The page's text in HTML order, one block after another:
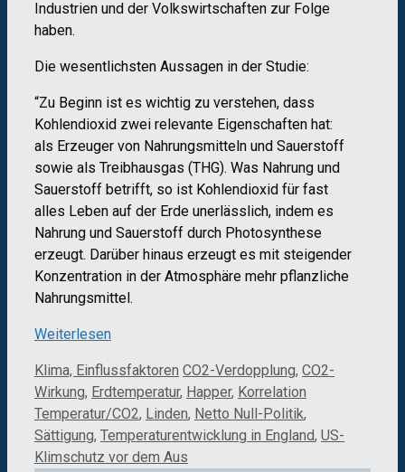
Industrien und der Volkswirtschaften zur Folge
haben.
Die wesentlichsten Aussagen in der Studie:
“Zu Beginn ist es wichtig zu verstehen, dass
Kohlendioxid zwei relevante Eigenschaften hat:
als Erzeuger von Nahrungsmitteln und Sauerstoff
sowie als Treibhausgas (THG). Was Nahrung und
Sauerstoff betrifft, so ist Kohlendioxid für fast
alles Leben auf der Erde unerlässlich, indem es
Nahrung und Sauerstoff durch Photosynthese
erzeugt. Darüber hinaus erzeugt es mit steigender
Konzentration in der Atmosphäre mehr pflanzliche
Nahrungsmittel.
Weiterlesen
Kategorien
Klima, Einflussfaktoren Schlagwörter
CO2-Verdopplung, CO2-
Wirkung, Erdtemperatur, Happer, Korrelation
Temperatur/CO2, Linden, Netto Null-Politik,
Sättigung, Temperaturentwicklung in England, US-
Klimschutz vor dem Aus